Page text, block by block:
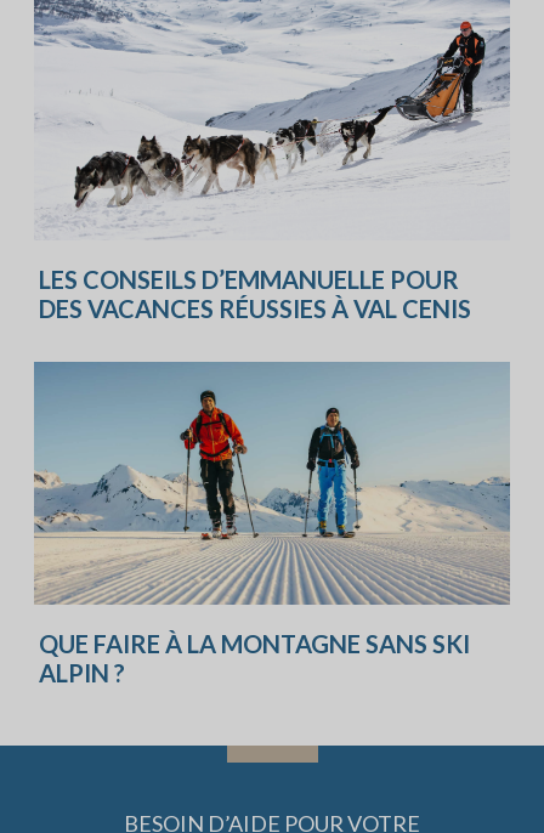
LES CONSEILS D’EMMANUELLE POUR
DES VACANCES RÉUSSIES À VAL CENIS
QUE FAIRE À LA MONTAGNE SANS SKI
ALPIN ?
BESOIN D’AIDE POUR VOTRE